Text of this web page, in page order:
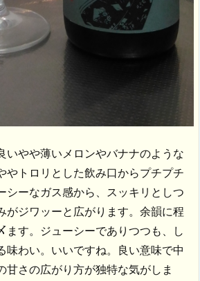
いやや薄いメロンやバナナのような
やトロリとした飲み口からプチプチ
シーなガス感から、スッキリとしつ
がジワッーと広がります。余韻に程
ます。ジューシーでありつつも、し
味わい。いいですね。良い意味で中
甘さの広がり方が独特な気がしま